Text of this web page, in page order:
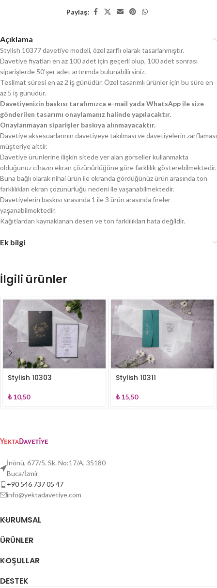
Paylaş:
Açıklama
Stylish 10377 davetiye modeli, özel zarflı olarak tasarlanmıştır.
Davetiye fiyatları en az 100 adet için geçerli olup, 100 adet sonrası
siparişlerde 50’şer adet artırımda bulunabilirsiniz.
Teslimat süresi en az 2 iş günüdür. Özel tasarımlı ürünler için bu süre en
az 5 iş günüdür.
Davetiyenizin baskısı tarafımızca e-mail yada WhatsApp ile size
gönderilen tasarımı onaylamanız halinde yapılacaktır.
Onaylanmayan siparişler baskıya alınmayacaktır.
Davetiye aksesuarlarının davetiyeye takılması ve davetiyelerin zarflaması
müşteriye aittir.
Davetiye ürünlerine ilişkin sitede yer alan görseller kullanmakta
olduğunuz cihazın ekran çözünürlüğüne göre farklılık gösterebilmektedir.
Buna bağlı olarak nihai ürün ile ekranda gördüğünüz ürün arasında ton
farklılıkları ekran çözünürlüğü nedeni ile yaşanabilmektedir.
Davetiyelerin baskısı sırasında 1 ile 3 ürün arasında fireler
yaşanabilmektedir.
Kağıtlardan kaynaklanan desen ve ton farklılıkları hata değildir.
Ek bilgi
İlgili ürünler
Stylish 10303
₺10,50
Stylish 10311
₺15,50
İnönü, 677/5. Sk. No:17/A, 35180
Buca/İzmir
+90 546 737 05 47
info@yektadavetiye.com
KURUMSAL
ÜRÜNLER
KOŞULLAR
DESTEK